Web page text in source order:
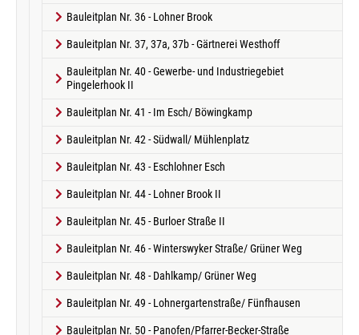
Bauleitplan Nr. 36 - Lohner Brook
Bauleitplan Nr. 37, 37a, 37b - Gärtnerei Westhoff
Bauleitplan Nr. 40 - Gewerbe- und Industriegebiet
Pingelerhook II
Bauleitplan Nr. 41 - Im Esch/ Böwingkamp
Bauleitplan Nr. 42 - Südwall/ Mühlenplatz
Bauleitplan Nr. 43 - Eschlohner Esch
Bauleitplan Nr. 44 - Lohner Brook II
Bauleitplan Nr. 45 - Burloer Straße II
Bauleitplan Nr. 46 - Winterswyker Straße/ Grüner Weg
Bauleitplan Nr. 48 - Dahlkamp/ Grüner Weg
Bauleitplan Nr. 49 - Lohnergartenstraße/ Fünfhausen
Bauleitplan Nr. 50 - Panofen/Pfarrer-Becker-Straße